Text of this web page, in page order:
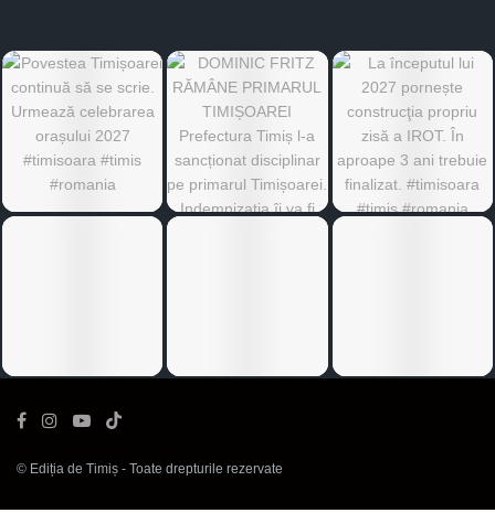
© Ediția de Timiș - Toate drepturile rezervate